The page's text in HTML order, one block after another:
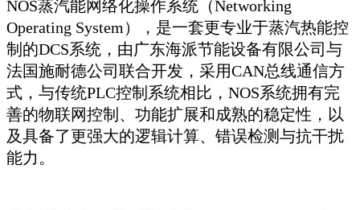
NOS蒸汽能网络化操作系统（Networking
Operating System），是一套更专业于蒸汽热能控
制的DCS系统， 由广东海派节能设备有限公司与
法国施耐德公司联合开发， 采用CAN总线通信方
式，与传统PLC控制系统相比，NOS系统拥有完
善的物联网控制、功能扩展和成熟的稳定性，以
及具备了更强大的逻辑计算、错误检测与抗干扰
能力。